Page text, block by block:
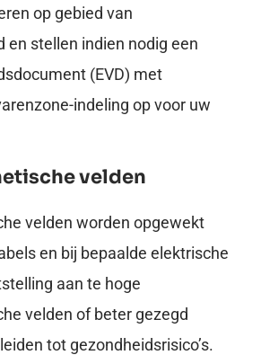
op gebied van
en stellen indien nodig een
(EVD) met
indeling op voor uw
velden
velden worden opgewekt
en bij bepaalde elektrische
aan te hoge
velden of beter gezegd
tot gezondheidsrisico’s.